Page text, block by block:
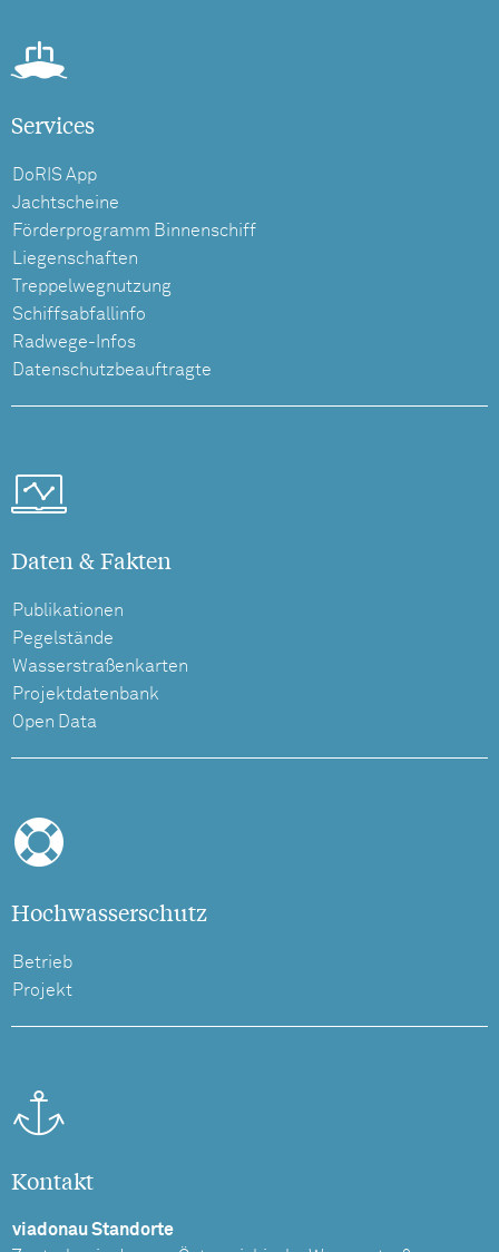
Services
DoRIS App
Jachtscheine
Förderprogramm Binnenschiff
Liegenschaften
Treppelwegnutzung
Schiffsabfallinfo
Radwege-Infos
Datenschutzbeauftragte
Daten & Fakten
Publikationen
Pegelstände
Wasserstraßenkarten
Projektdatenbank
Open Data
Hochwasserschutz
Betrieb
Projekt
Kontakt
viadonau Standorte